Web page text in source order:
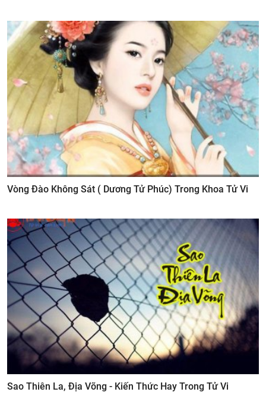
Vòng Đào Không Sát ( Dương Tử Phúc) Trong Khoa Tử Vi
Sao Thiên La, Địa Võng - Kiến Thức Hay Trong Tử Vi